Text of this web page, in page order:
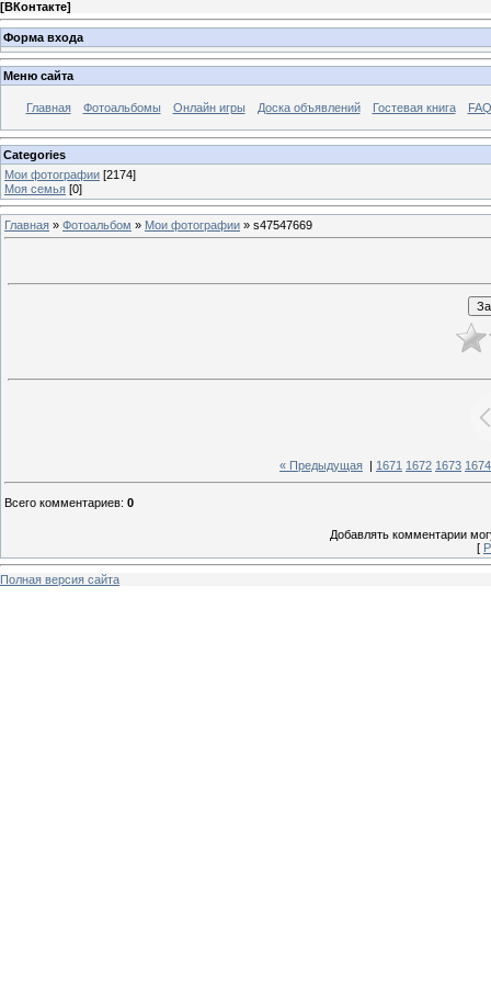
[ВКонтакте]
Форма входа
Меню сайта
Главная Фотоальбомы Онлайн игры Доска объявлений Гостевая книга
Categories
Мои фотографии [2174]
Моя семья [0]
Главная » Фотоальбом » Мои фотографии » s47547669
« Предыдущая 1671 1672 1673 1674
Всего комментариев: 0
Добавлять комментарии
[
Полная версия сайта